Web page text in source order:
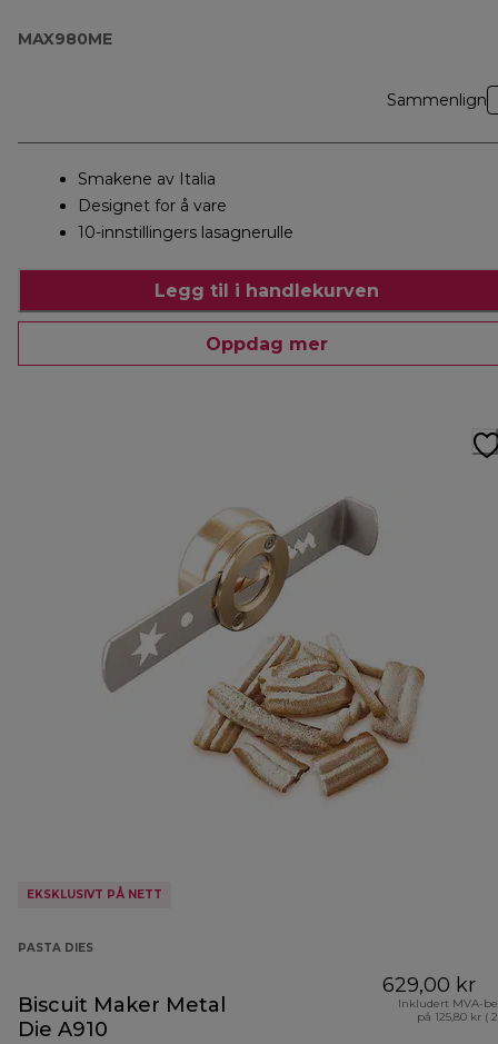
MAX980ME
Sammenlign
Smakene av Italia
Designet for å vare
10-innstillingers lasagnerulle
Legg til i handlekurven
Oppdag mer
EKSKLUSIVT PÅ NETT
PASTA DIES
Biscuit Maker Metal
Die A910
629,00 kr
Inkludert MVA-
på 125,80 kr (